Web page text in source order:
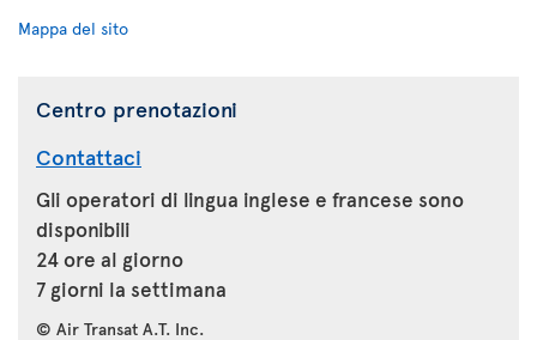
Mappa del sito
Centro prenotazioni
Contattaci
Gli operatori di lingua inglese e francese sono
disponibili
24 ore al giorno
7 giorni la settimana
© Air Transat A.T. Inc.